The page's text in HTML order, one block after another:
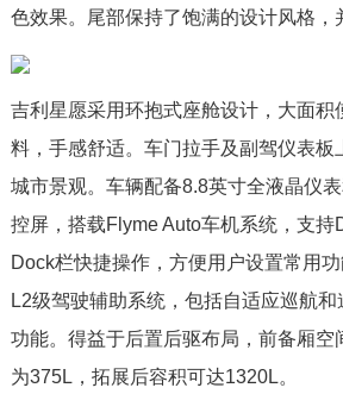
色效果。尾部保持了饱满的设计风格，
吉利星愿采用环抱式座舱设计，大面积
料，手感舒适。车门拉手及副驾仪表板
城市景观。车辆配备8.8英寸全液晶仪
控屏，搭载Flyme Auto车机系统，支持
Dock栏快捷操作，方便用户设置常用
L2级驾驶辅助系统，包括自适应巡航
功能。得益于后置后驱布局，前备厢空
为375L，拓展后容积可达1320L。